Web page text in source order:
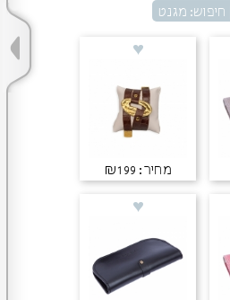
| חיפוש: מגנט
מחיר: ₪199